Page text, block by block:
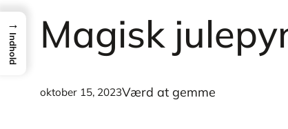
Magisk
oktober 15, 2023Værd at gemme
→
Indhold